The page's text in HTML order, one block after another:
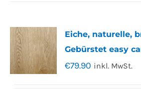
Eiche, naturelle,
Gebürstet easy
€79.90 inkl. MwSt.